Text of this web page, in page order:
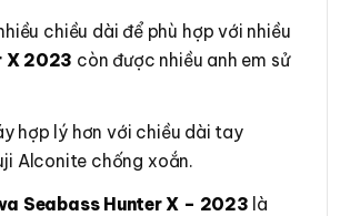
chiều dài để phù hợp với nhiều
X 2023 còn được nhiều anh em sử
hợp lý hơn với chiều dài tay
Alconite chống xoắn.
Seabass Hunter X – 2023 là